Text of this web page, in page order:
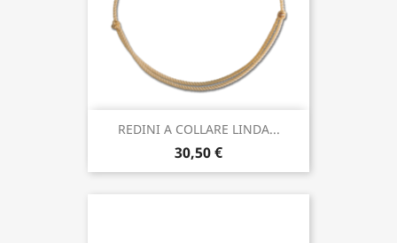
REDINI A COLLARE LINDA...
30,50 €